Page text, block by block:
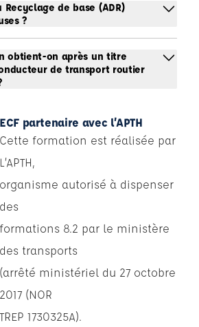
de base (ADR)
?
obtient-on après un titre
de transport routier
ECF partenaire avec l’APTH
Cette formation est réalisée par
L’APTH,
organisme autorisé à dispenser
des
formations 8.2 par le ministère
des transports
(arrêté ministériel du 27 octobre
2017 (NOR
TREP 1730325A).